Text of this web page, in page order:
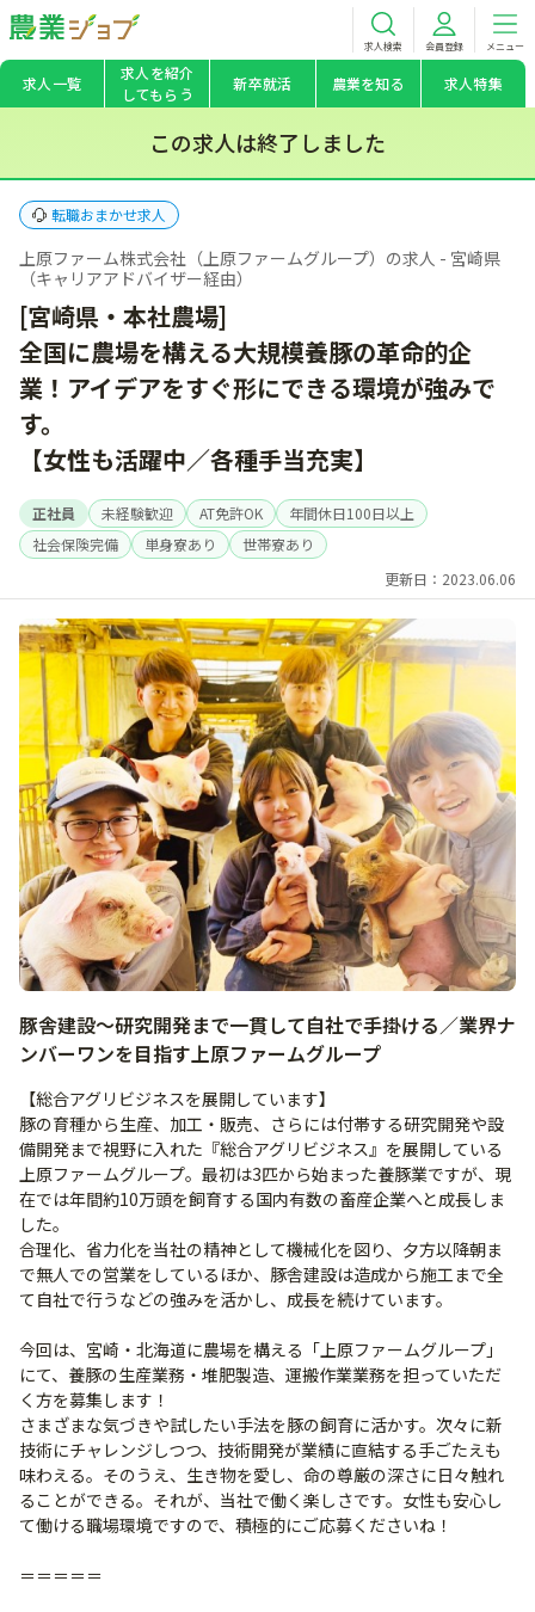
求人検索 会員登録 メニュー
求人一覧
求人を紹介
してもらう
新卒就活 農業を知る 求人特集
この求人は終了しました
転職おまかせ求人
上原ファーム株式会社（上原ファームグループ）の求人 - 宮崎県
（キャリアアドバイザー経由）
[宮崎県・本社農場]
全国に農場を構える大規模養豚の革命的企
業！アイデアをすぐ形にできる環境が強みで
す。
【女性も活躍中／各種手当充実】
正社員 未経験歓迎 AT免許OK
年間休日100日以上
社会保険完備
単身寮あり
世帯寮あり
更新日：2023.06.06
豚舎建設～研究開発まで一貫して自社で手掛ける／業界ナ
ンバーワンを目指す上原ファームグループ
【総合アグリビジネスを展開しています】
豚の育種から生産、加工・販売、さらには付帯する研究開発や設
備開発まで視野に入れた『総合アグリビジネス』を展開している
上原ファームグループ。最初は3匹から始まった養豚業ですが、現
在では年間約10万頭を飼育する国内有数の畜産企業へと成長しま
した。
合理化、省力化を当社の精神として機械化を図り、夕方以降朝ま
で無人での営業をしているほか、豚舎建設は造成から施工まで全
て自社で行うなどの強みを活かし、成長を続けています。
今回は、宮崎・北海道に農場を構える「上原ファームグループ」
にて、養豚の生産業務・堆肥製造、運搬作業業務を担っていただ
く方を募集します！
さまざまな気づきや試したい手法を豚の飼育に活かす。次々に新
技術にチャレンジしつつ、技術開発が業績に直結する手ごたえも
味わえる。そのうえ、生き物を愛し、命の尊厳の深さに日々触れ
ることができる。それが、当社で働く楽しさです。女性も安心し
て働ける職場環境ですので、積極的にご応募くださいね！
＝＝＝＝＝